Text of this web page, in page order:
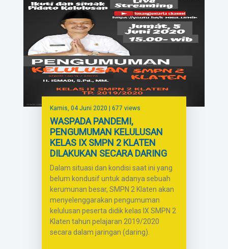
Kamis, 04 Juni 2020 | 677 views
WASPADA PANDEMI,
PENGUMUMAN KELULUSAN
KELAS IX SMPN 2 KLATEN
DILAKUKAN SECARA DARING
Dalam situasi dan kondisi saat ini yang
belum kondusif untuk adanya sebuah
kerumunan besar, SMPN 2 Klaten akan
menyelenggarakan pengumuman
kelulusan peserta didik kelas IX SMPN 2
Klaten tahun pelajaran 2019/2020
secara dalam jaringan (daring).